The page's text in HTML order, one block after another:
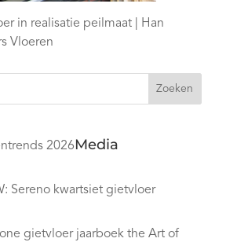
in realisatie peilmaat | Han
Vloeren
Zoeken
2026
Sereno kwartsiet gietvloer
gietvloer jaarboek the Art of
Media